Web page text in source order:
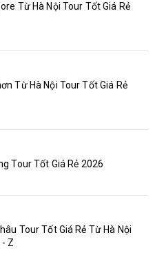
Từ Hà Nội Tour Tốt Giá Rẻ
Từ Hà Nội Tour Tốt Giá Rẻ
Tour Tốt Giá Rẻ 2026
Tour Tốt Giá Rẻ Từ Hà Nội
Z